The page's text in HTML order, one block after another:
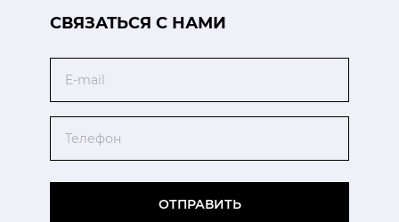
CВЯЗАТЬСЯ С НАМИ
ОТПРАВИТЬ